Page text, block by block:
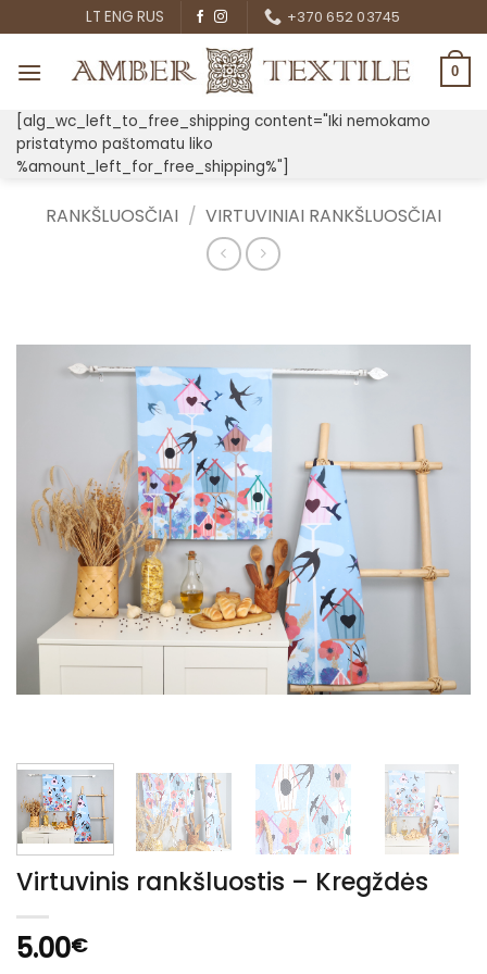
to
content
LT ENG RUS +370 652 03745
0
[alg_wc_left_to_free_shipping content="Iki nemokamo
pristatymo paštomatu liko
%amount_left_for_free_shipping%"]
RANKŠLUOSČIAI / VIRTUVINIAI RANKŠLUOSČIAI
Virtuvinis rankšluostis – Kregždės
5.00€